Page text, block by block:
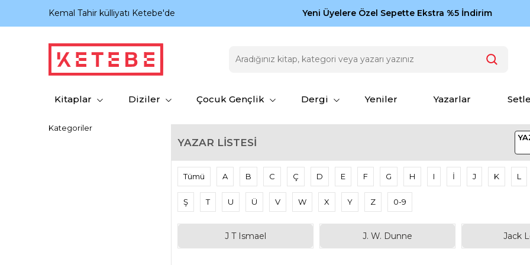
Kemal Tahir külliyatı Ketebe'de Zamansız eserler Ketebe'de: Cengiz Aytmatov
Yeni Üyelere Özel Sepette Ekstra %5 İndirim
Kitaplar Diziler Çocuk Gençlik Dergi Yeniler Yazarlar
Kategoriler
YAZAR LISTESI
Tümü A B C Ç D E F G H I İ J K L
Ş T U Ü V W X Y Z 0-9
J T Ismael J. W. Dunne Jack